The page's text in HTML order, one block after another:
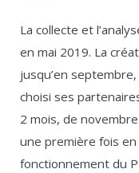
La collecte et
en mai 2019. La
jusqu’en
choisi ses
2 mois, de
une première fois
fonctionnement du